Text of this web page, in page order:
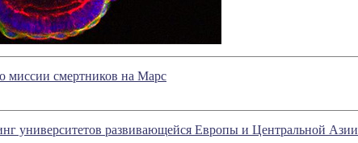
миссии смертников на Марс
университетов развивающейся Европы и Центральной Азии